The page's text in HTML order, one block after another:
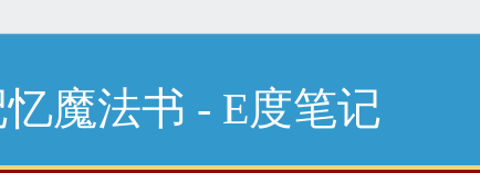
魔法书 - E度笔记